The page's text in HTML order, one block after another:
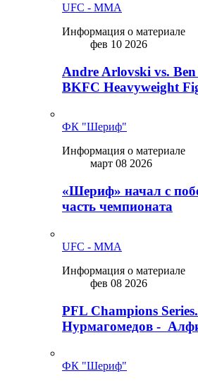
UFC - MMA
Информация о материале
фев 10 2026
Andre Arlovski vs.
BKFC Heavyweight
ФК "Шериф"
Информация о материале
март 08 2026
«Шериф» начал с
часть чемпионата
UFC - MMA
Информация о материале
фев 08 2026
PFL Champions
Нурмагомедов -
ФК "Шериф"